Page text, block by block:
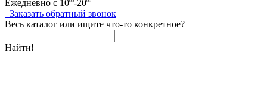
Ежедневно с 10 -20
Заказать обратный звонок
Весь каталог или ищите что-то конкретное?
Найти!